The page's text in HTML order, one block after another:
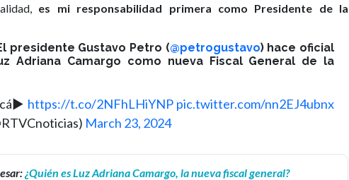
es mi responsabilidad primera como Presidente de la
presidente Gustavo Petro (@petrogustavo) hace oficial
Adriana Camargo como nueva Fiscal General de la
https://t.co/2NFhLHiYNP pic.twitter.com/nn2EJ4ubnx
March 23, 2024
¿Quién es Luz Adriana Camargo, la nueva fiscal general?